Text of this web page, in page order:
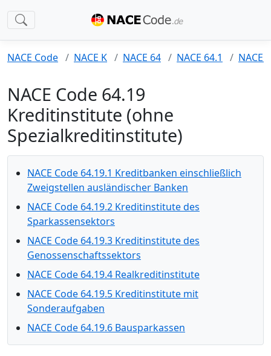
NACE Code NACE K NACE 64 NACE 64.1 NACE
NACE Code 64.19
Kreditinstitute (ohne
Spezialkreditinstitute)
NACE Code 64.19.1 Kreditbanken einschließlich
Zweigstellen ausländischer Banken
NACE Code 64.19.2 Kreditinstitute des
Sparkassensektors
NACE Code 64.19.3 Kreditinstitute des
Genossenschaftssektors
NACE Code 64.19.4 Realkreditinstitute
NACE Code 64.19.5 Kreditinstitute mit
Sonderaufgaben
NACE Code 64.19.6 Bausparkassen